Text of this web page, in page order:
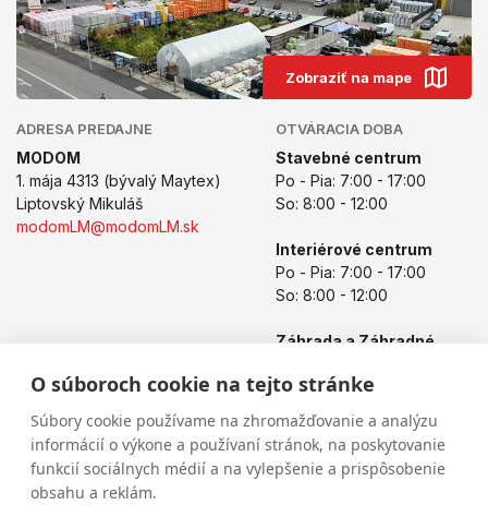
O súboroch cookie na tejto stránke
Súbory cookie používame na zhromažďovanie a analýzu
informácií o výkone a používaní stránok, na poskytovanie
funkcií sociálnych médií a na vylepšenie a prispôsobenie
obsahu a reklám.
Zobraziť na mape
ADRESA PREDAJNE
MODOM
1. mája 4313 (bývalý Maytex)
Liptovský Mikuláš
modomLM@modomLM.sk
OTVÁRACIA DOBA
Stavebné centrum
Po - Pia: 7:00 - 17:00
So: 8:00 - 12:00
Interiérové centrum
Po - Pia: 7:00 - 17:00
So: 8:00 - 12:00
Záhrada a Záhradné
Po - Pia: 8:00 - 17:00
So: 8:00 - 12:00